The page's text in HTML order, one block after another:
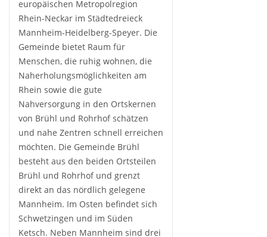
europäischen Metropolregion
Rhein-Neckar im Städtedreieck
Mannheim-Heidelberg-Speyer. Die
Gemeinde bietet Raum für
Menschen, die ruhig wohnen, die
Naherholungsmöglichkeiten am
Rhein sowie die gute
Nahversorgung in den Ortskernen
von Brühl und Rohrhof schätzen
und nahe Zentren schnell erreichen
möchten. Die Gemeinde Brühl
besteht aus den beiden Ortsteilen
Brühl und Rohrhof und grenzt
direkt an das nördlich gelegene
Mannheim. Im Osten befindet sich
Schwetzingen und im Süden
Ketsch. Neben Mannheim sind drei